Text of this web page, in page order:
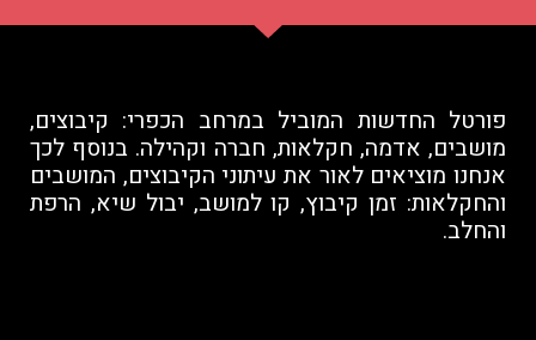
פורטל החדשות המוביל במרחב הכפרי: קיבוצים,
מושבים, אדמה, חקלאות, חברה וקהילה. בנוסף לכך
אנחנו מוציאים לאור את עיתוני הקיבוצים, המושבים
והחקלאות: זמן קיבוץ, קו למושב, יבול שיא, הרפת
והחלב.